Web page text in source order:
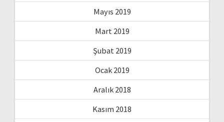
Mayıs 2019
Mart 2019
Şubat 2019
Ocak 2019
Aralık 2018
Kasım 2018